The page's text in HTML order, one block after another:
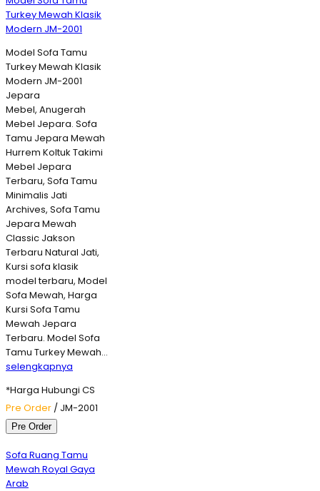
Turkey Mewah Klasik
Modern JM-2001
Model Sofa Tamu
Turkey Mewah Klasik
Modern JM-2001
Jepara
Mebel, Anugerah
Mebel Jepara. Sofa
Tamu Jepara Mewah
Hurrem Koltuk Takimi
Mebel Jepara
Terbaru, Sofa Tamu
Minimalis Jati
Archives, Sofa Tamu
Jepara Mewah
Classic Jakson
Terbaru Natural Jati,
Kursi sofa klasik
model terbaru, Model
Sofa Mewah, Harga
Kursi Sofa Tamu
Mewah Jepara
Terbaru. Model Sofa
Tamu Turkey Mewah…
selengkapnya
*Harga Hubungi CS
Pre Order / JM-2001
Pre Order
Sofa Ruang Tamu
Mewah Royal Gaya
Arab